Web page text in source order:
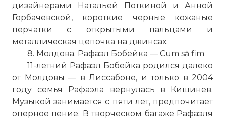
дизайнерами Натальей Поткиной и Анной
Горбачевской, короткие черные кожаные
перчатки с открытыми пальцами и
металлическая цепочка на джинсах.
8. Молдова. Рафаэл Бобейка — Cum să fim
11-летний Рафаэл Бобейка родился далеко
от Молдовы — в Лиссабоне, и только в 2004
году семья Рафаэла вернулась в Кишинев.
Музыкой занимается с пяти лет, предпочитает
оперное пение. В творческом багаже Рафаэля